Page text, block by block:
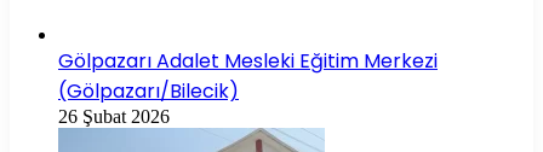
Gölpazarı Adalet Mesleki Eğitim Merkezi
(Gölpazarı/Bilecik)
26 Şubat 2026